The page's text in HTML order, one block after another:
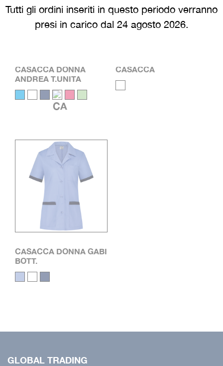
Tutti gli ordini inseriti in questo periodo verranno
presi in carico dal 24 agosto 2026.
CASACCA DONNA
ANDREA T.UNITA
CASACCA
CASACCA DONNA GABI
BOTT.
GLOBAL TRADING